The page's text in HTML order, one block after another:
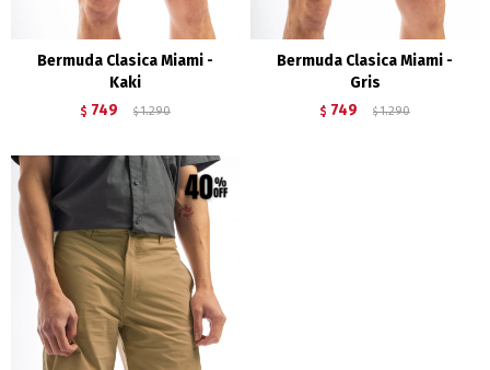
Bermuda Clasica Miami -
Kaki
$ 749 $ 1.290
Bermuda Clasica Miami -
Gris
$ 749 $ 1.290